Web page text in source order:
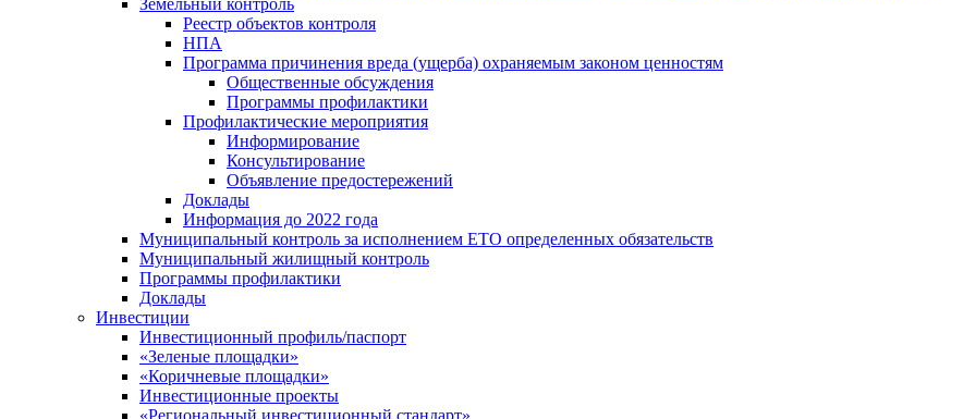
Земельный контроль
Реестр объектов контроля
НПА
Программа причинения вреда (ущерба) охраняемым законом ценностям
Общественные обсуждения
Программы профилактики
Профилактические мероприятия
Информирование
Консультирование
Объявление предостережений
Доклады
Информация до 2022 года
Муниципальный контроль за исполнением ЕТО определенных обязательств
Муниципальный жилищный контроль
Программы профилактики
Доклады
Инвестиции
Инвестиционный профиль/паспорт
«Зеленые площадки»
«Коричневые площадки»
Инвестиционные проекты
«Региональный инвестиционный стандарт»